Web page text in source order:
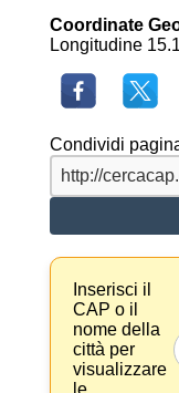
Coordinate
Longitudine
Condividi
Inserisci il
CAP o il
nome della
città per
visualizzare